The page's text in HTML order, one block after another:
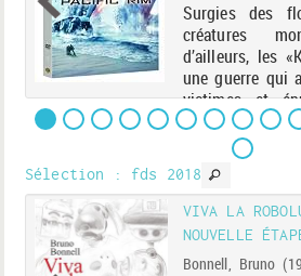
Surgies des
créatures
d’ailleurs, les
une guerre qui
victimes et
naturelles de
années. Pour les
Sélection : fds 2018
VIVA LA
NOUVELLE
Bonnell, Bruno